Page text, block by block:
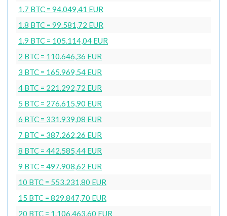
1.7 BTC = 94.049,41 EUR
1.8 BTC = 99.581,72 EUR
1.9 BTC = 105.114,04 EUR
2 BTC = 110.646,36 EUR
3 BTC = 165.969,54 EUR
4 BTC = 221.292,72 EUR
5 BTC = 276.615,90 EUR
6 BTC = 331.939,08 EUR
7 BTC = 387.262,26 EUR
8 BTC = 442.585,44 EUR
9 BTC = 497.908,62 EUR
10 BTC = 553.231,80 EUR
15 BTC = 829.847,70 EUR
20 BTC = 1.106.463,60 EUR